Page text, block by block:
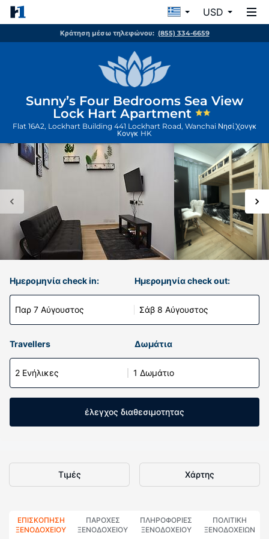
USD
Κράτηση μέσω τηλεφώνου: (855) 334-6659
Sunny’s Four Bedrooms Sea View
Lock Hart Apartment
Flat 16A2, Lockhart Building 441 Lockhart Road, Wanchai Νησί Χονγκ
Κονγκ HK
Ημερομηνία check in:
Παρ 7 Αύγουστος
Ημερομηνία check out:
Σάβ 8 Αύγουστος
Travellers Δωμάτια
2 Ενήλικες 1 Δωμάτιο
έλεγχος διαθεσιμοτητας
Τιμές Χάρτης
ΕΠΙΣΚΌΠΗΣΗ
ΞΕΝΟΔΟΧΕΊΟΥ
ΠΑΡΟΧΕΣ
ΞΕΝΟΔΟΧΕΙΟΥ
ΠΛΗΡΟΦΟΡΊΕΣ
ΞΕΝΟΔΟΧΕΊΟΥ
ΠΟΛΙΤΙΚΗ
ΞΕΝΟΔΟΧΕΊΩΝ